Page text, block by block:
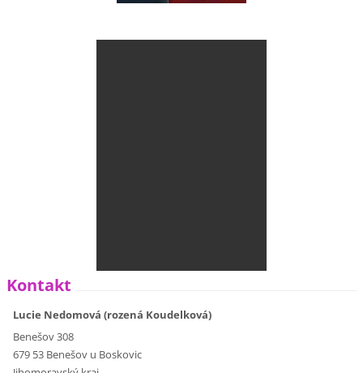
Kontakt
Lucie Nedomová (rozená Koudelková)
Benešov 308
679 53 Benešov u Boskovic